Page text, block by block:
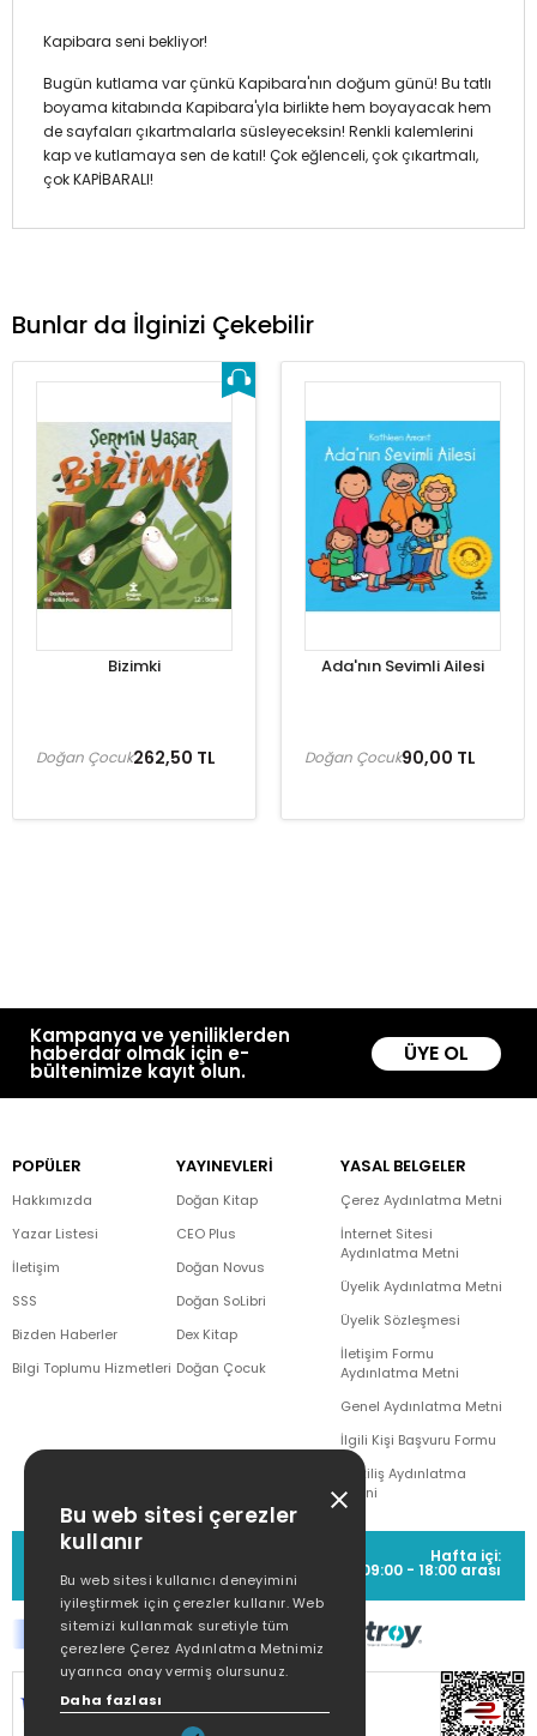
Kapibara seni bekliyor!
Bugün kutlama var çünkü Kapibara'nın doğum günü! Bu tatlı
boyama kitabında Kapibara'yla birlikte hem boyayacak hem
de sayfaları çıkartmalarla süsleyeceksin! Renkli kalemlerini
kap ve kutlamaya sen de katıl! Çok eğlenceli, çok çıkartmalı,
çok KAPİBARALI!
Bunlar da İlginizi Çekebilir
Bizimki
262,50 TL
Doğan Çocuk
Ada'nın Sevimli Ailesi
90,00 TL
Doğan Çocuk
Kampanya ve yeniliklerden
haberdar olmak için e-
bültenimize kayıt olun.
ÜYE OL
POPÜLER
Hakkımızda
Yazar Listesi
İletişim
SSS
Bizden Haberler
Bilgi Toplumu Hizmetleri
YAYINEVLERİ
Doğan Kitap
CEO Plus
Doğan Novus
Doğan SoLibri
Dex Kitap
Doğan Çocuk
YASAL BELGELER
Çerez Aydınlatma Metni
İnternet Sitesi
Aydınlatma Metni
Üyelik Aydınlatma Metni
Üyelik Sözleşmesi
İletişim Formu
Aydınlatma Metni
Genel Aydınlatma Metni
İlgili Kişi Başvuru Formu
Çekiliş Aydınlatma
Metni
MÜŞTERİ HİZMETLERİ
(0212) 373 77 00
Hafta içi:
09:00 - 18:00 arası
SİTEMİZ
KORUNMAKTADIR.
Bu web sitesi çerezler
kullanır
Bu web sitesi kullanıcı deneyimini
iyileştirmek için çerezler kullanır. Web
sitemizi kullanmak suretiyle tüm
çerezlere Çerez Aydınlatma Metnimiz
uyarınca onay vermiş olursunuz.
Daha fazlası